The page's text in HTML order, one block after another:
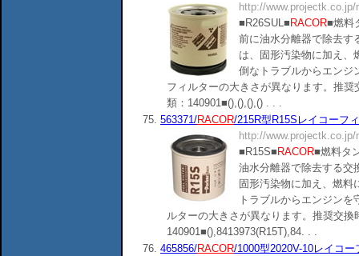
http://
■R26SUL■ RACOR■燃料
前に油水分離器で除去す
は、固形汚染物に加え、
倒なトラブルからエンジ
フィルターの大きさが異なります。推
類：140901■(),(),(),() . . .
75. 563371/RACOR/215R型R15Sレイコーフ
http://
■R15S■ RACOR■燃料タ
油水分離器で除去する交
固形汚染物に加え、燃料
トラブルからエンジン
ルターの大きさが異なります。推奨交
140901■(),8413973(R15T),84. . .
76. 465856/RACOR/1000型2020V-10レイコ